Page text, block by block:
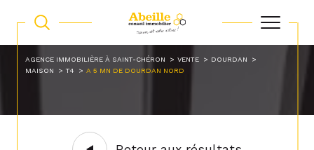
AGENCE IMMOBILIÈRE À SAINT-CHÉRON VENTE
DOURDAN
MAISON
T4 A 5 MN DE DOURDAN NORD